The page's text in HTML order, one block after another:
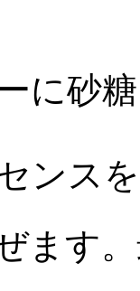
に砂
ンス
ます